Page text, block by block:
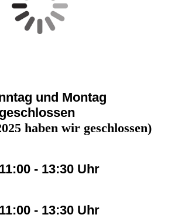
und Montag
haben wir geschlossen)
Uhr
Uhr